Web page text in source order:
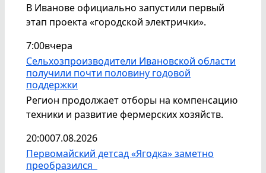
В Иванове официально запустили первый
этап проекта «городской электрички».
7:00вчера
Сельхозпроизводители Ивановской области
получили почти половину годовой
поддержки
Регион продолжает отборы на компенсацию
техники и развитие фермерских хозяйств.
20:0007.08.2026
Первомайский детсад «Ягодка» заметно
преобразился